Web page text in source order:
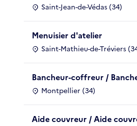
Saint-Jean-de-Védas (34)
Menuisier d'atelier
Saint-Mathieu-de-Tréviers
Bancheur-coffreur /
Montpellier (34)
Aide couvreur / Aide